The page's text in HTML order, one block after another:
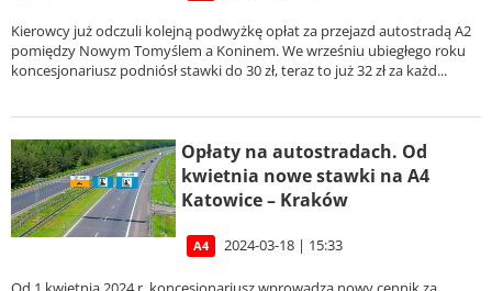
Kierowcy już odczuli kolejną podwyżkę opłat za przejazd autostradą A2
pomiędzy Nowym Tomyślem a Koninem. We wrześniu ubiegłego roku
koncesjonariusz podniósł stawki do 30 zł, teraz to już 32 zł za każd...
Opłaty na autostradach. Od
kwietnia nowe stawki na A4
Katowice – Kraków
A4 2024-03-18 | 15:33